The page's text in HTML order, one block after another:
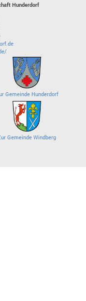
Hunderdorf
Gemeinde Hunderdorf
Gemeinde Windberg